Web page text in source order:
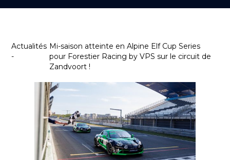
Actualités
-
Mi-saison atteinte en Alpine Elf Cup Series
pour Forestier Racing by VPS sur le circuit de
Zandvoort !